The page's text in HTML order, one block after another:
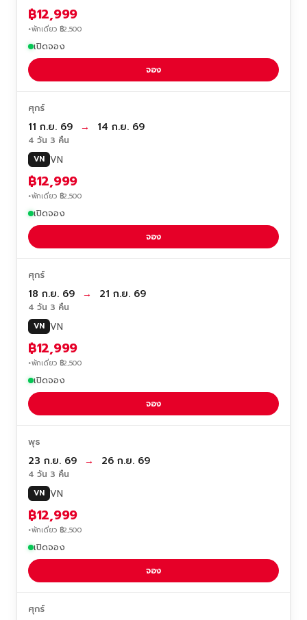
฿12,999
+พักเดี่ยว ฿2,500
เปิดจอง
จอง
ศุกร์
11 ก.ย. 69 → 14 ก.ย. 69
4 วัน 3 คืน
VN VN
฿12,999
+พักเดี่ยว ฿2,500
เปิดจอง
จอง
ศุกร์
18 ก.ย. 69 → 21 ก.ย. 69
4 วัน 3 คืน
VN VN
฿12,999
+พักเดี่ยว ฿2,500
เปิดจอง
จอง
พุธ
23 ก.ย. 69 → 26 ก.ย. 69
4 วัน 3 คืน
VN VN
฿12,999
+พักเดี่ยว ฿2,500
เปิดจอง
จอง
ศุกร์